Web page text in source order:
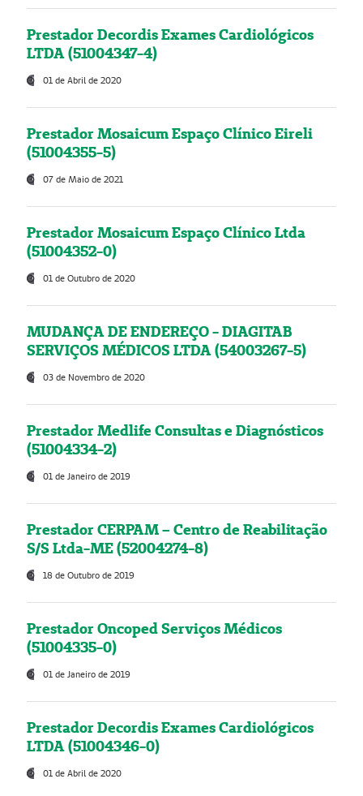
Prestador Decordis Exames Cardiológicos
LTDA (51004347-4)
01 de Abril de 2020
Prestador Mosaicum Espaço Clínico Eireli
(51004355-5)
07 de Maio de 2021
Prestador Mosaicum Espaço Clínico Ltda
(51004352-0)
01 de Outubro de 2020
MUDANÇA DE ENDEREÇO - DIAGITAB
SERVIÇOS MÉDICOS LTDA (54003267-5)
03 de Novembro de 2020
Prestador Medlife Consultas e Diagnósticos
(51004334-2)
01 de Janeiro de 2019
Prestador CERPAM – Centro de Reabilitação
S/S Ltda-ME (52004274-8)
18 de Outubro de 2019
Prestador Oncoped Serviços Médicos
(51004335-0)
01 de Janeiro de 2019
Prestador Decordis Exames Cardiológicos
LTDA (51004346-0)
01 de Abril de 2020